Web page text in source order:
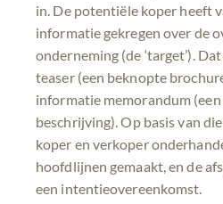
in. De potentiële koper heeft
informatie gekregen over de
onderneming (de ‘target’).
teaser (een beknopte
informatie memorandum
beschrijving). Op basis van
koper en verkoper
hoofdlijnen gemaakt, en de
een intentieovereenkomst.